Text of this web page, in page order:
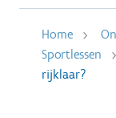
Home
Sportlessen
rijklaar?